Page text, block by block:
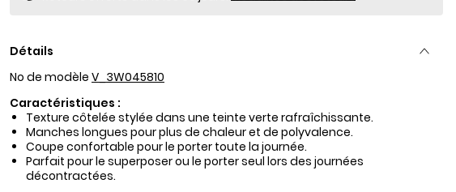
Détails
No de modèle V_3W045810
Caractéristiques :
Texture côtelée stylée dans une teinte verte rafraîchissante.
Manches longues pour plus de chaleur et de polyvalence.
Coupe confortable pour le porter toute la journée.
Parfait pour le superposer ou le porter seul lors des journées
décontractées.